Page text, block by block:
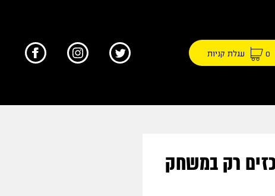
0 עגלת קניות
רק במשחק